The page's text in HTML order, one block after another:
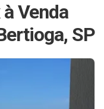
Venda
SP